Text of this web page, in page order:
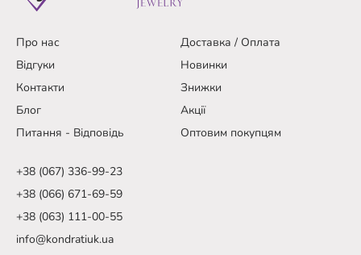
Про нас
Доставка / Оплата
Відгуки
Новинки
Контакти
Знижки
Блог
Акції
Питання - Відповідь
Оптовим покупцям
+38 (067) 336-99-23
+38 (066) 671-69-59
+38 (063) 111-00-55
info@kondratiuk.ua